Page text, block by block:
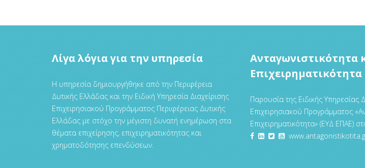
Λίγα λόγια για την υπηρεσία
Η υπηρεσία δημιουργήθηκε από την Περιφέρεια
Δυτικής Ελλάδας και την Ειδική Υπηρεσία Διαχείρισης
Επιχειρησιακού Προγράμματος Περιφέρειας Δυτικής
Ελλάδας με στόχο την μέγιστη δυνατή ενημέρωση στα
θέματα επιχείρησης, επιχειρηματικότητας και
χρηματοδότησης επενδύσεων.
Ανταγωνιστικότητα
Επιχειρηματικότητα
Παρουσία της Ειδικής Υπηρεσίας
Επιχειρησιακού Προγράμματος
Επιχειρηματικότητα» (ΕΥΔ ΕΠΑΕ)